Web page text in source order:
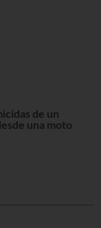
de un
una moto